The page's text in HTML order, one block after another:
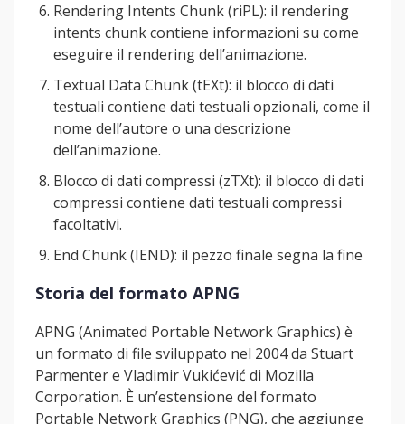
Rendering Intents Chunk (riPL): il rendering
intents chunk contiene informazioni su come
eseguire il rendering dell’animazione.
Textual Data Chunk (tEXt): il blocco di dati
testuali contiene dati testuali opzionali, come il
nome dell’autore o una descrizione
dell’animazione.
Blocco di dati compressi (zTXt): il blocco di dati
compressi contiene dati testuali compressi
facoltativi.
End Chunk (IEND): il pezzo finale segna la fine
Storia del formato APNG
APNG (Animated Portable Network Graphics) è
un formato di file sviluppato nel 2004 da Stuart
Parmenter e Vladimir Vukićević di Mozilla
Corporation. È un’estensione del formato
Portable Network Graphics (PNG), che aggiunge